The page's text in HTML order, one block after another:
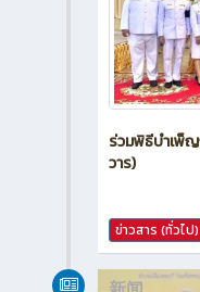
ร่วมพิธีบำเพ็
ข่าวสาร (ทั่วไป)